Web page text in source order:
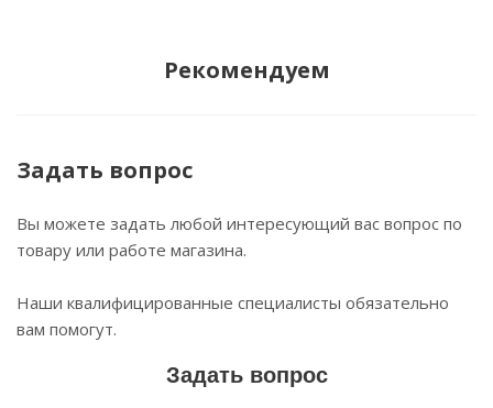
Рекомендуем
Задать вопрос
Вы можете задать любой интересующий вас вопрос по
товару или работе магазина.
Наши квалифицированные специалисты обязательно
вам помогут.
Задать вопрос